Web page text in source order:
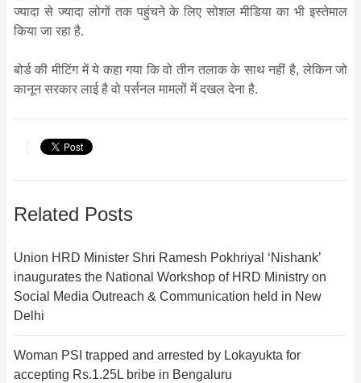
ज्यादा से ज्यादा लोगों तक पहुंचने के लिए सोशल मीडिया का भी इस्तेमाल
किया जा रहा है.
बोर्ड की मीटिंग में ये कहा गया कि वो तीन तलाक के साथ नहीं है, लेकिन जो
कानून सरकार लाई है वो पर्सनल मामलों में दखल देना है.
Related Posts
Union HRD Minister Shri Ramesh Pokhriyal ‘Nishank’
inaugurates the National Workshop of HRD Ministry on
Social Media Outreach & Communication held in New
Delhi
Woman PSI trapped and arrested by Lokayukta for
accepting Rs.1.25L bribe in Bengaluru